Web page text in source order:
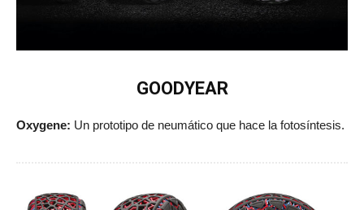
GOODYEAR
Oxygene: Un prototipo de neumático que hace la fotosíntesis.